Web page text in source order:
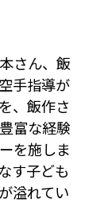
さん、飯
手指導が
、飯作さ
富な経験
を施しま
す子ども
溢れてい